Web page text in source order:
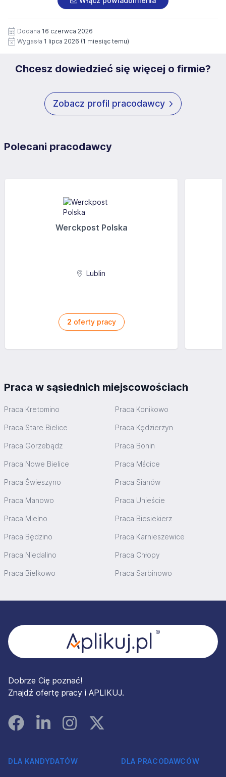
siedziby administratora.
https://www.workprofit.pl/klauzula-informacyjna.html
wizerunku), na potrzeby przyszłych rekrutacji przez okres
12 miesięcy. Zgoda jest dobrowolna i może być w każdym
czasie wycofana.
Dodana 16 czerwca 2026
Wygasła 1 lipca 2026 (1 miesiąc temu)
Chcesz dowiedzieć się więcej o firmie?
Zobacz profil pracodawcy
Polecani pracodawcy
Werckpost Polska
Lublin
2 oferty pracy
Praca w sąsiednich miejscowościach
Praca Kretomino Praca Konikowo
Praca Stare Bielice Praca Kędzierzyn
Praca Gorzebądz Praca Bonin
Praca Nowe Bielice Praca Mścice
Praca Świeszyno Praca Sianów
Praca Manowo Praca Unieście
Praca Mielno Praca Biesiekierz
Praca Będzino Praca Karnieszewice
Praca Niedalino Praca Chłopy
Praca Bielkowo Praca Sarbinowo
Dobrze Cię poznać!
Znajdź ofertę pracy i APLIKUJ.
FacebookLinked InInstagramInstagram
DLA KANDYDATÓW DLA PRACODAWCÓW